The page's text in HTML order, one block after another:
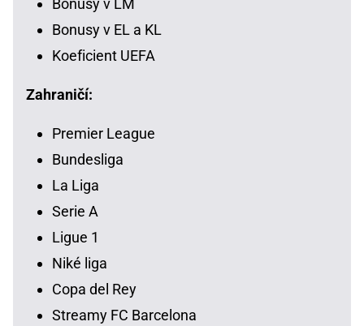
Bonusy v LM
Bonusy v EL a KL
Koeficient UEFA
Zahraničí:
Premier League
Bundesliga
La Liga
Serie A
Ligue 1
Niké liga
Copa del Rey
Streamy FC Barcelona